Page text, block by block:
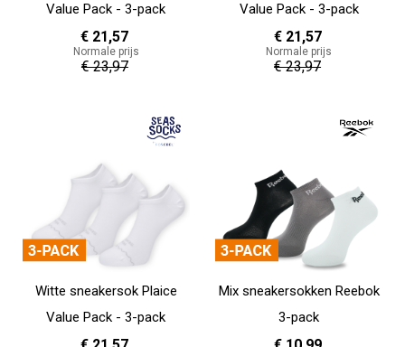
Value Pack - 3-pack
€ 21,57
Normale prijs
€ 23,97
In Winkelwagen
Value Pack - 3-pack
€ 21,57
Normale prijs
€ 23,97
In Winkelwagen
Witte sneakersok Plaice
Value Pack - 3-pack
Mix sneakersokken Reebok
3-pack